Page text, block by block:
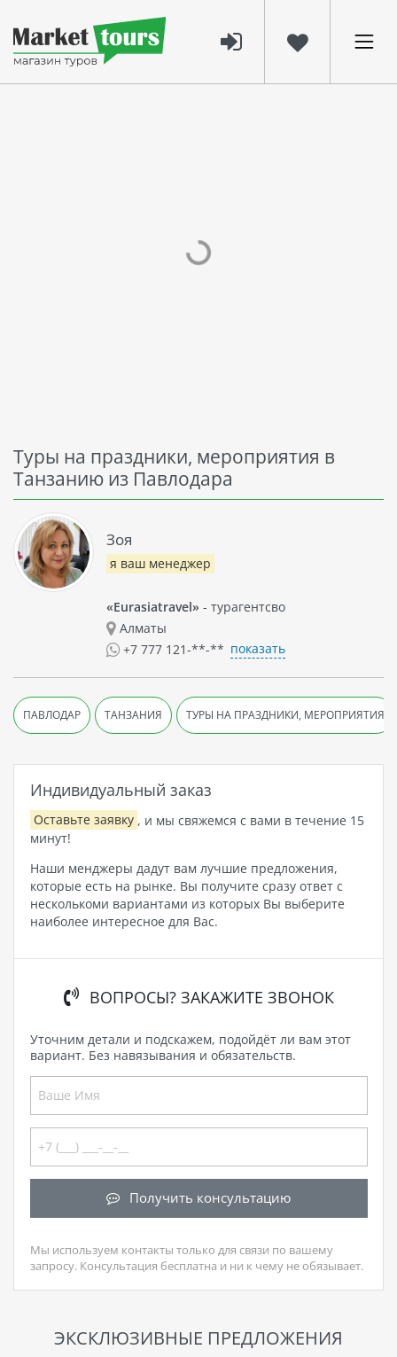
Туры на праздники, мероприятия в
Танзанию из Павлодара
Индивидуальный заказ
Оставьте заявку , и мы свяжемся с вами в течение 15
минут!
Наши менджеры дадут вам лучшие предложения,
которые есть на рынке. Вы получите сразу ответ с
несколькоми вариантами из которых Вы выберите
наиболее интересное для Вас.
ВОПРОСЫ? ЗАКАЖИТЕ ЗВОНОК
Уточним детали и подскажем, подойдёт ли вам этот
вариант. Без навязывания и обязательств.
Получить консультацию
Мы используем контакты только для связи по вашему
запросу. Консультация бесплатна и ни к чему не обязывает.
ЭКСКЛЮЗИВНЫЕ ПРЕДЛОЖЕНИЯ
Зоя
я ваш менеджер
«Eurasiatravel» - турагентсво
Алматы
+7 777 121-**-** показать
ПАВЛОДАР ТАНЗАНИЯ ТУРЫ НА ПРАЗДНИКИ, МЕРОПРИЯТИЯ